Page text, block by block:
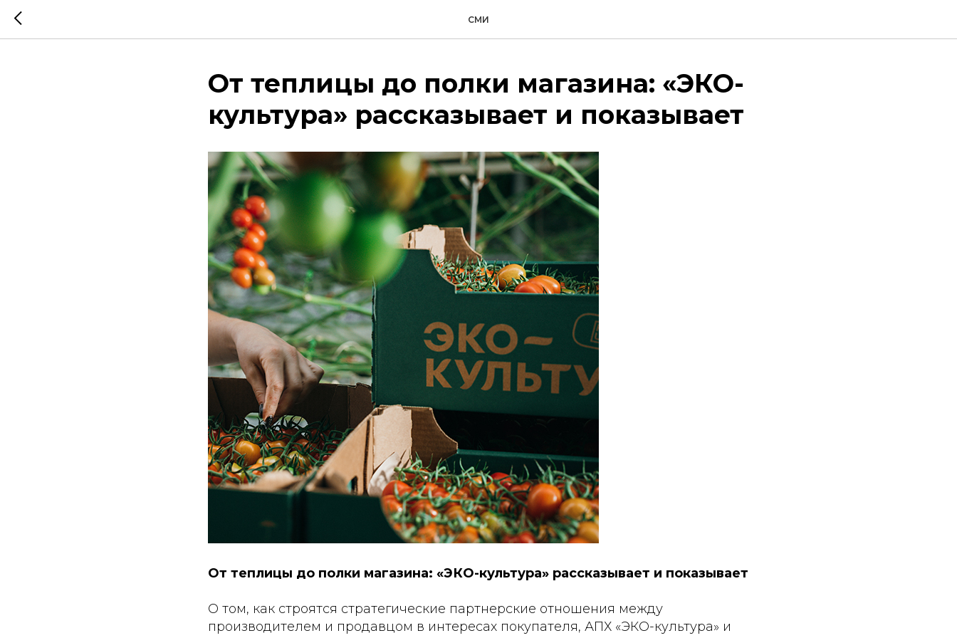
СМИ
От теплицы до полки магазина: «ЭКО-
культура» рассказывает и показывает
От теплицы до полки магазина: «ЭКО-культура» рассказывает и показывает
О том, как строятся стратегические партнерские отношения между
производителем и продавцом в интересах покупателя, АПХ «ЭКО-культура» и